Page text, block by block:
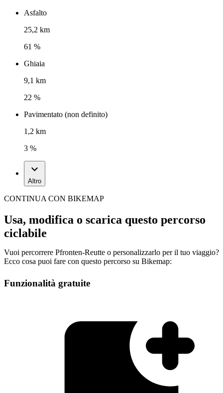
Asfalto
25,2 km
61 %
Ghiaia
9,1 km
22 %
Pavimentato (non definito)
1,2 km
3 %
Altro
CONTINUA CON BIKEMAP
Usa, modifica o scarica questo percorso
ciclabile
Vuoi percorrere Pfronten-Reutte o personalizzarlo per il tuo viaggio?
Ecco cosa puoi fare con questo percorso su Bikemap:
Funzionalità gratuite